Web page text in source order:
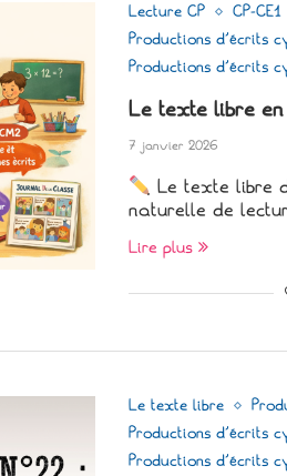
Lecture CP CP-CE1
Productions d'écrits
Productions d'écrits
Le texte libre
7 janvier 2026
Le texte libre
naturelle de
Lire plus
Le texte libre
Productions d'écrits
Productions d'écrits